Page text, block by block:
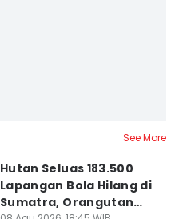
See More
Hutan Seluas 183.500
Lapangan Bola Hilang di
Sumatra, Orangutan